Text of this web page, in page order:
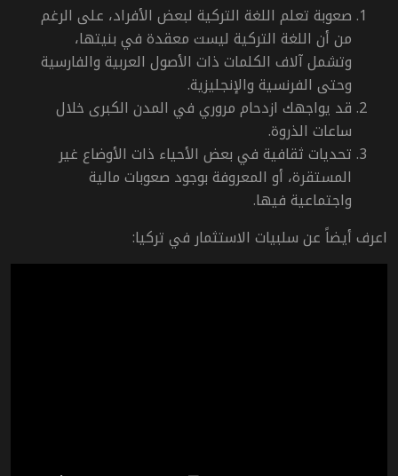
صعوبة تعلم اللغة التركية لبعض الأفراد، على الرغم
من أن اللغة التركية ليست معقدة في بنيتها،
وتشمل آلاف الكلمات ذات الأصول العربية والفارسية
وحتى الفرنسية والإنجليزية.
قد يواجهك ازدحام مروري في المدن الكبرى خلال
ساعات الذروة.
تحديات ثقافية في بعض الأحياء ذات الأوضاع غير
المستقرة، أو المعروفة بوجود صعوبات مالية
واجتماعية فيها.
اعرف أيضاً عن سلبيات الاستثمار في تركيا: